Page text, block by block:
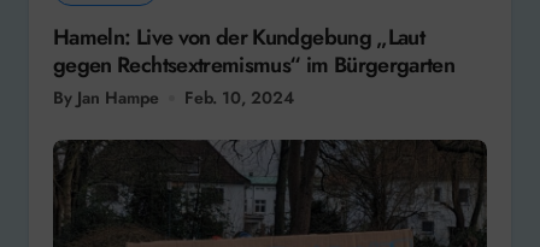
Hameln: Live von der Kundgebung „Laut
gegen Rechtsextremismus“ im Bürgergarten
By Jan Hampe Feb. 10, 2024